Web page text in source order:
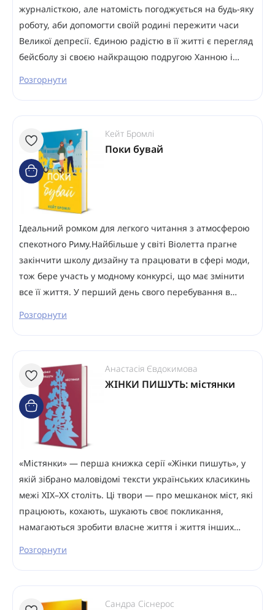
журналісткою, але натомість погоджується на будь-яку
роботу, аби допомогти своїй родині пережити часи
Великої депресії. Єдиною радістю в її житті є перегляд
бейсболу зі своєю найкращою подругою Ханною і…
Розгорнути
Кейт Бромлі
Поки бувай
Ідеальний ромком для легкого читання з атмосферою
спекотного Риму.Найбільше у світі Віолетта прагне
закінчити школу дизайну та працювати в сфері моди,
тож бере участь у модному конкурсі, що має змінити
все її життя. У перший день свого перебування в…
Розгорнути
Анастасія Євдокимова
ЖІНКИ ПИШУТЬ: містянки
«Містянки» — перша книжка серії «Жінки пишуть», у
якій зібрано маловідомі тексти українських класикинь
межі ХІХ–ХХ століть. Ці твори — про мешканок міст, які
працюють, кохають, шукають своє покликання,
намагаються зробити власне життя і життя інших…
Розгорнути
Сандра Сіснерос